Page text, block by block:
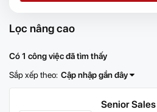
Lọc nâng cao
Có 1 công việc đã tìm thấy
Sắp xếp theo: Cập nhập gần đây
Senior